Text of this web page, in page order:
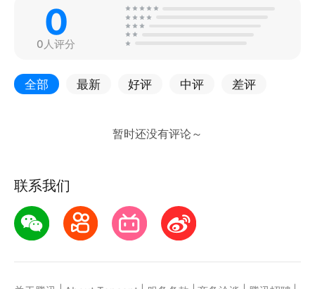
0
0人评分
全部 最新 好评 中评 差评
联系我们